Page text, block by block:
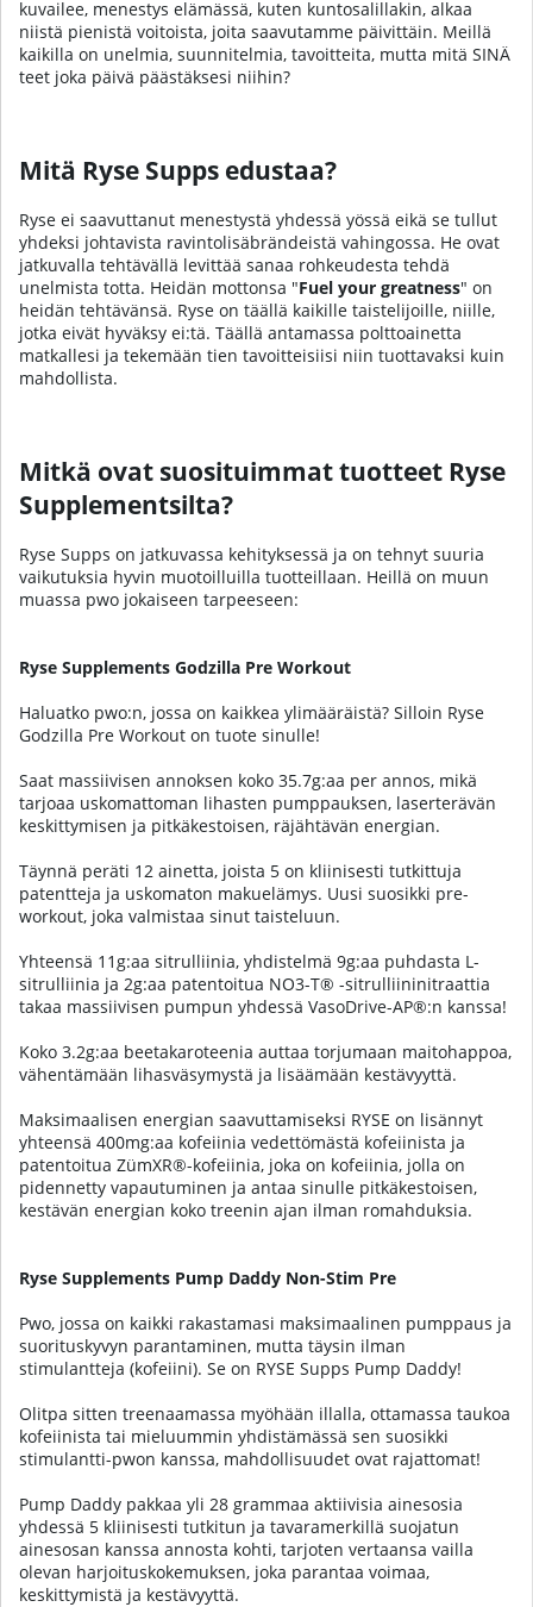
kuvailee, menestys elämässä, kuten kuntosalillakin, alkaa
niistä pienistä voitoista, joita saavutamme päivittäin. Meillä
kaikilla on unelmia, suunnitelmia, tavoitteita, mutta mitä SINÄ
teet joka päivä päästäksesi niihin?
Mitä Ryse Supps edustaa?
Ryse ei saavuttanut menestystä yhdessä yössä eikä se tullut
yhdeksi johtavista ravintolisäbrändeistä vahingossa. He ovat
jatkuvalla tehtävällä levittää sanaa rohkeudesta tehdä
unelmista totta. Heidän mottonsa "Fuel your greatness" on
heidän tehtävänsä. Ryse on täällä kaikille taistelijoille, niille,
jotka eivät hyväksy ei:tä. Täällä antamassa polttoainetta
matkallesi ja tekemään tien tavoitteisiisi niin tuottavaksi kuin
mahdollista.
Mitkä ovat suosituimmat tuotteet Ryse
Supplementsilta?
Ryse Supps on jatkuvassa kehityksessä ja on tehnyt suuria
vaikutuksia hyvin muotoilluilla tuotteillaan. Heillä on muun
muassa pwo jokaiseen tarpeeseen:
Ryse Supplements Godzilla Pre Workout
Haluatko pwo:n, jossa on kaikkea ylimääräistä? Silloin Ryse
Godzilla Pre Workout on tuote sinulle!
Saat massiivisen annoksen koko 35.7g:aa per annos, mikä
tarjoaa uskomattoman lihasten pumppauksen, laserterävän
keskittymisen ja pitkäkestoisen, räjähtävän energian.
Täynnä peräti 12 ainetta, joista 5 on kliinisesti tutkittuja
patentteja ja uskomaton makuelämys. Uusi suosikki pre-
workout, joka valmistaa sinut taisteluun.
Yhteensä 11g:aa sitrulliinia, yhdistelmä 9g:aa puhdasta L-
sitrulliinia ja 2g:aa patentoitua NO3-T® -sitrulliininitraattia
takaa massiivisen pumpun yhdessä VasoDrive-AP®:n kanssa!
Koko 3.2g:aa beetakaroteenia auttaa torjumaan maitohappoa,
vähentämään lihasväsymystä ja lisäämään kestävyyttä.
Maksimaalisen energian saavuttamiseksi RYSE on lisännyt
yhteensä 400mg:aa kofeiinia vedettömästä kofeiinista ja
patentoitua ZümXR®-kofeiinia, joka on kofeiinia, jolla on
pidennetty vapautuminen ja antaa sinulle pitkäkestoisen,
kestävän energian koko treenin ajan ilman romahduksia.
Ryse Supplements Pump Daddy Non-Stim Pre
Pwo, jossa on kaikki rakastamasi maksimaalinen pumppaus ja
suorituskyvyn parantaminen, mutta täysin ilman
stimulantteja (kofeiini). Se on RYSE Supps Pump Daddy!
Olitpa sitten treenaamassa myöhään illalla, ottamassa taukoa
kofeiinista tai mieluummin yhdistämässä sen suosikki
stimulantti-pwon kanssa, mahdollisuudet ovat rajattomat!
Pump Daddy pakkaa yli 28 grammaa aktiivisia ainesosia
yhdessä 5 kliinisesti tutkitun ja tavaramerkillä suojatun
ainesosan kanssa annosta kohti, tarjoten vertaansa vailla
olevan harjoituskokemuksen, joka parantaa voimaa,
keskittymistä ja kestävyyttä.